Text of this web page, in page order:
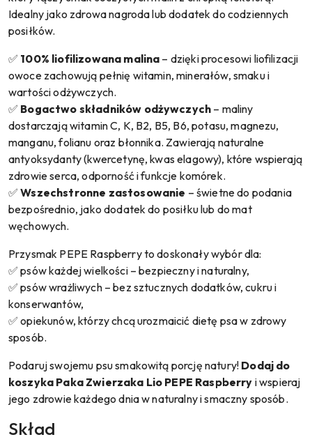
Idealny jako zdrowa nagroda lub dodatek do codziennych
posiłków.
✅ 100% liofilizowana malina – dzięki procesowi liofilizacji
owoce zachowują pełnię witamin, minerałów, smaku i
wartości odżywczych.
✅ Bogactwo składników odżywczych – maliny
dostarczają witamin C, K, B2, B5, B6, potasu, magnezu,
manganu, folianu oraz błonnika. Zawierają naturalne
antyoksydanty (kwercetynę, kwas elagowy), które wspierają
zdrowie serca, odporność i funkcje komórek.
✅Wszechstronne zastosowanie – świetne do podania
bezpośrednio, jako dodatek do posiłku lub do mat
węchowych.
Przysmak PEPE Raspberry to doskonały wybór dla:
✅ psów każdej wielkości – bezpieczny i naturalny,
✅ psów wrażliwych – bez sztucznych dodatków, cukru i
konserwantów,
✅ opiekunów, którzy chcą urozmaicić dietę psa w zdrowy
sposób.
Podaruj swojemu psu smakowitą porcję natury! Dodaj do
koszyka Paka Zwierzaka Lio PEPE Raspberry i wspieraj
jego zdrowie każdego dnia w naturalny i smaczny sposób.
Skład